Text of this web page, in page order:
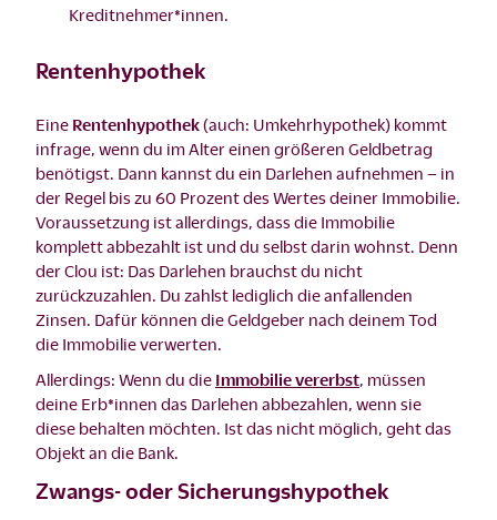
Kreditnehmer*innen.
Rentenhypothek
Eine Rentenhypothek(auch: Umkehrhypothek) kommt
infrage, wenn du im Alter einen größeren Geldbetrag
benötigst. Dann kannst du ein Darlehen aufnehmen – in
der Regel bis zu 60 Prozent des Wertes deiner Immobilie.
Voraussetzung ist allerdings, dass die Immobilie
komplett abbezahlt ist und du selbst darin wohnst. Denn
der Clou ist: Das Darlehen brauchst du nicht
zurückzuzahlen. Du zahlst lediglich die anfallenden
Zinsen. Dafür können die Geldgeber nach deinem Tod
die Immobilie verwerten.
Allerdings: Wenn du die Immobilie vererbst , müssen
deine Erb*innen das Darlehen abbezahlen, wenn sie
diese behalten möchten. Ist das nicht möglich, geht das
Objekt an die Bank.
Zwangs- oder Sicherungshypothek